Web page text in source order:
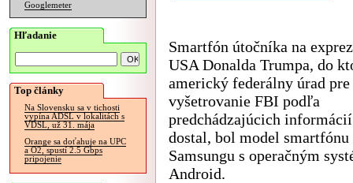
Googlemeter
Hľadanie
Top články
Na Slovensku sa v tichosti
vypína ADSL v lokalitách s
VDSL, už 31. mája
Orange sa doťahuje na UPC
a O2, spustí 2.5 Gbps
pripojenie
Smartfón útočníka na
USA Donalda Trumpa, do
americký federálny úrad pre
vyšetrovanie FBI podľa
predchádzajúcich informácií
dostal, bol model smartfónu
Samsungu s operačným
Android.